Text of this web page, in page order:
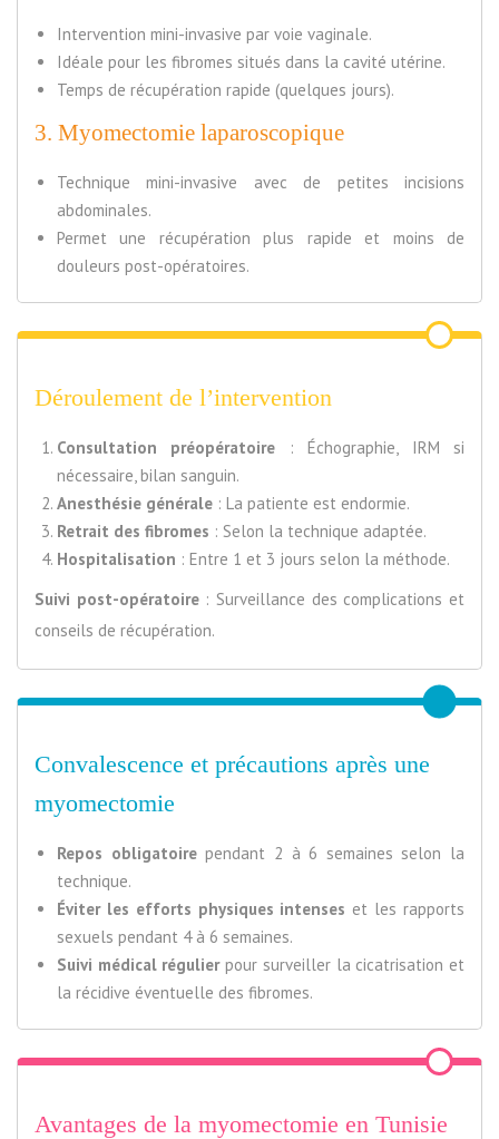
Intervention mini-invasive par voie vaginale.
Idéale pour les fibromes situés dans la cavité utérine.
Temps de récupération rapide (quelques jours).
3. Myomectomie laparoscopique
Technique mini-invasive avec de petites incisions
abdominales.
Permet une récupération plus rapide et moins de
douleurs post-opératoires.
Déroulement de l’intervention
Consultation préopératoire : Échographie, IRM si
nécessaire, bilan sanguin.
Anesthésie générale : La patiente est endormie.
Retrait des fibromes : Selon la technique adaptée.
Hospitalisation : Entre 1 et 3 jours selon la méthode.
Suivi post-opératoire: Surveillance des complications et
conseils de récupération.
Convalescence et précautions après une
myomectomie
Repos obligatoirependant 2 à 6 semaines selon la
technique.
Éviter les efforts physiques intenses et les rapports
sexuels pendant 4 à 6 semaines.
Suivi médical régulierpour surveiller la cicatrisation et
la récidive éventuelle des fibromes.
Avantages de la myomectomie en Tunisie